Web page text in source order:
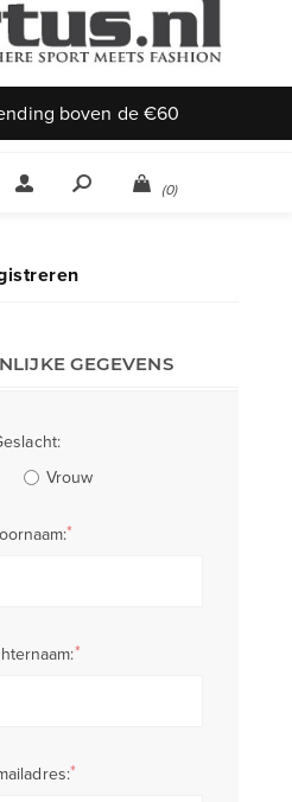
boven de €60
(0)
GEGEVENS
Vrouw
*
*
*